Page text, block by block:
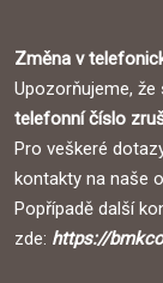
Změna v
Upozorňujeme,
telefonní číslo
Pro veškeré
kontakty na naše
Popřípadě další
zde: https://